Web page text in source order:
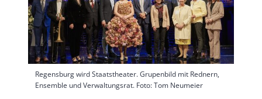
Regensburg wird Staatstheater. Grupenbild mit Rednern,
Ensemble und Verwaltungsrat. Foto: Tom Neumeier